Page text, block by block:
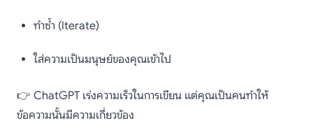
ทำซ้ำ (Iterate)
ใส่ความเป็นมนุษย์ของคุณเข้าไป
👉 ChatGPT เร่งความเร็วในการเขียน แต่คุณเป็นคนทำให้
ข้อความนั้นมีความเกี่ยวข้อง